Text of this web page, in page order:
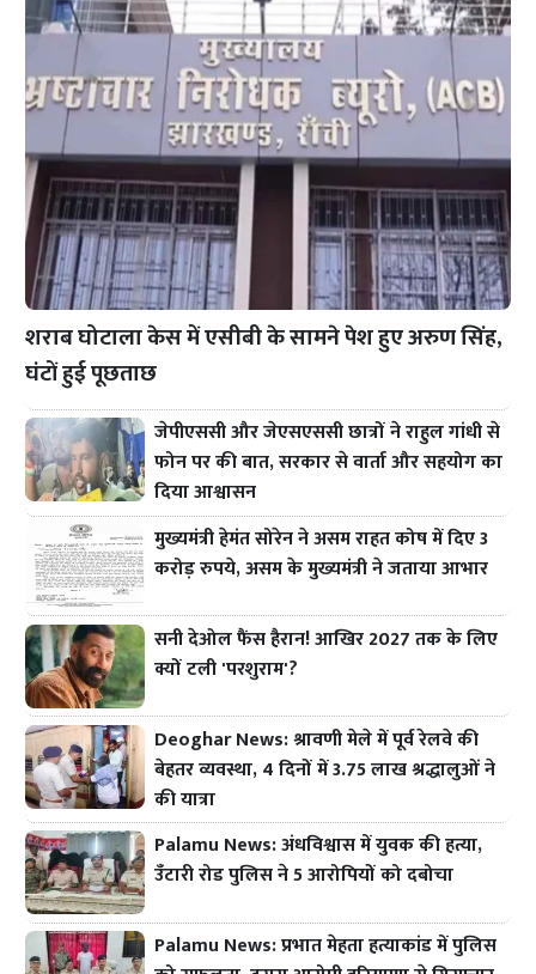
शराब घोटाला केस में एसीबी के सामने पेश हुए अरुण सिंह,
घंटों हुई पूछताछ
जेपीएससी और जेएसएससी छात्रों ने राहुल गांधी से
फोन पर की बात, सरकार से वार्ता और सहयोग का
दिया आश्वासन
मुख्यमंत्री हेमंत सोरेन ने असम राहत कोष में दिए 3
करोड़ रुपये, असम के मुख्यमंत्री ने जताया आभार
सनी देओल फैंस हैरान! आखिर 2027 तक के लिए
क्यों टली 'परशुराम'?
Deoghar News: श्रावणी मेले में पूर्व रेलवे की
बेहतर व्यवस्था, 4 दिनों में 3.75 लाख श्रद्धालुओं ने
की यात्रा
Palamu News: अंधविश्वास में युवक की हत्या,
उँटारी रोड पुलिस ने 5 आरोपियों को दबोचा
Palamu News: प्रभात मेहता हत्याकांड में पुलिस